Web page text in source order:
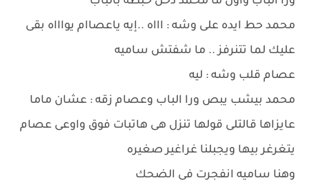
محمد حط ايده على وشه : اااه ..إيه ياعصاام يواااه بقى
عليك لما تتنرفز .. ما شفتش ساميه
عصام قلب وشه : ليه
محمد بيشب يبص ورا الباب وعصام زقه : عشان ماما
عايزاها قالتلى قولها تنزل هى هاتبات فوق واوعى عصام
يتغرغر بيها ويجبلنا غراغير صغيره
وهنا ساميه انفجرت فى الضحك